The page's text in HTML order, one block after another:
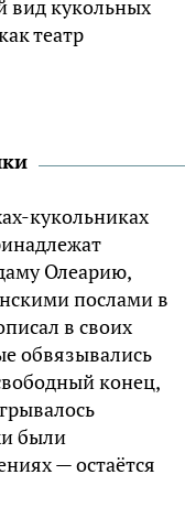
вид кукольных
театр
кукольниках
Олеарию,
послами в
в своих
обвязывались
конец,
были
— остаётся